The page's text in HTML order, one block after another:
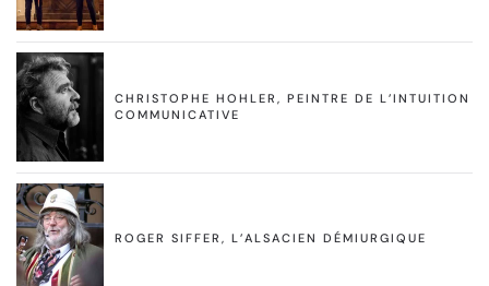
CHRISTOPHE HOHLER, PEINTRE DE L’INTUITION
COMMUNICATIVE
ROGER SIFFER, L’ALSACIEN DÉMIURGIQUE